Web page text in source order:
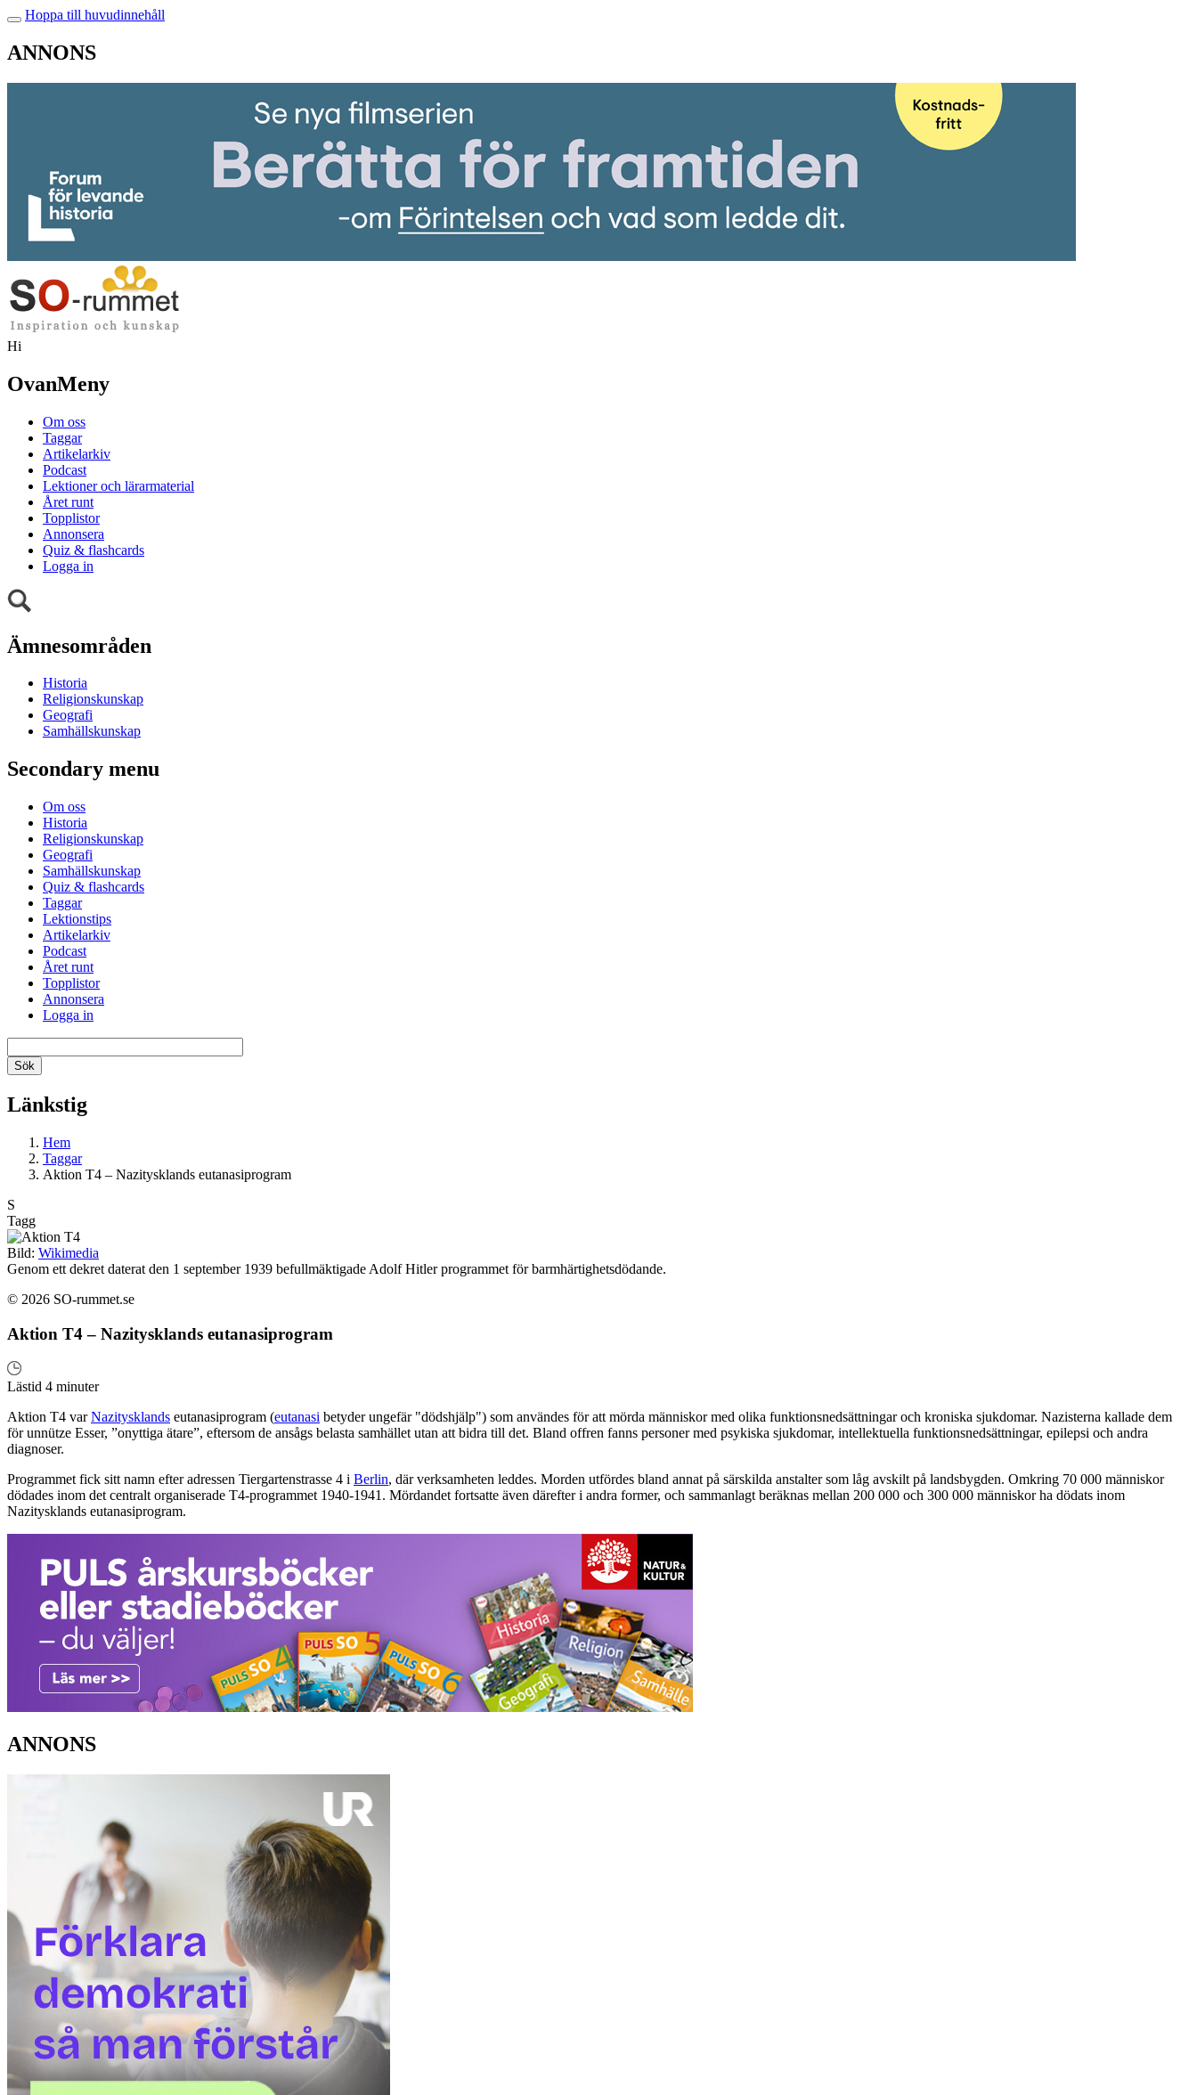
Hoppa till huvudinnehåll
ANNONS
Hi
OvanMeny
Om oss
Taggar
Artikelarkiv
Podcast
Lektioner och lärarmaterial
Året runt
Topplistor
Annonsera
Quiz & flashcards
Logga in
Ämnesområden
Historia
Religionskunskap
Geografi
Samhällskunskap
Secondary menu
Om oss
Historia
Religionskunskap
Geografi
Samhällskunskap
Quiz & flashcards
Taggar
Lektionstips
Artikelarkiv
Podcast
Året runt
Topplistor
Annonsera
Logga in
Länkstig
Hem
Taggar
Aktion T4 – Nazitysklands eutanasiprogram
S
Tagg
Bild: Wikimedia
Genom ett dekret daterat den 1 september 1939 befullmäktigade Adolf Hitler programmet för barmhärtighetsdödande.
© 2026 SO-rummet.se
Aktion T4 – Nazitysklands eutanasiprogram
Lästid 4 minuter
Aktion T4 varNazitysklands eutanasiprogram (eutanasi betyder ungefär "dödshjälp") som användes för att mörda människor med olika funktionsnedsättningar och kroniska sjukdomar. Nazisterna kallade dem
för unnütze Esser, ”onyttiga ätare”, eftersom de ansågs belasta samhället utan att bidra till det. Bland offren fanns personer med psykiska sjukdomar, intellektuella funktionsnedsättningar, epilepsi och andra
diagnoser.
Programmet fick sitt namn efter adressen Tiergartenstrasse 4 i Berlin, där verksamheten leddes. Morden utfördes bland annat på särskilda anstalter som låg avskilt på landsbygden. Omkring 70 000 människor
dödades inom det centralt organiserade T4-programmet 1940-1941. Mördandet fortsatte även därefter i andra former, och sammanlagt beräknas mellan 200 000 och 300 000 människor ha dödats inom
Nazitysklands eutanasiprogram.
ANNONS